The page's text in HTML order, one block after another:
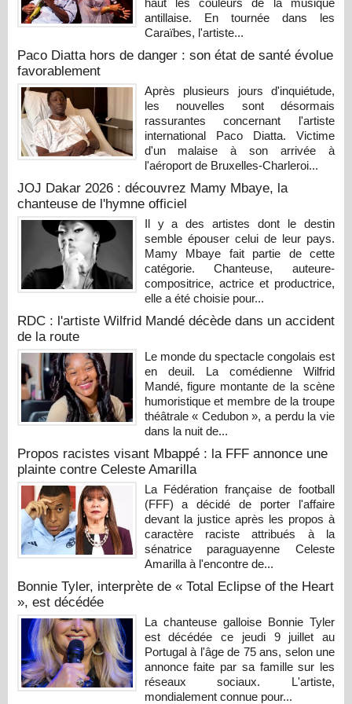
haut les couleurs de la musique
antillaise. En tournée dans les
Caraïbes, l'artiste...
Paco Diatta hors de danger : son état de santé évolue
favorablement
Après plusieurs jours d'inquiétude,
les nouvelles sont désormais
rassurantes concernant l'artiste
international Paco Diatta. Victime
d'un malaise à son arrivée à
l'aéroport de Bruxelles-Charleroi...
JOJ Dakar 2026 : découvrez Mamy Mbaye, la
chanteuse de l'hymne officiel
Il y a des artistes dont le destin
semble épouser celui de leur pays.
Mamy Mbaye fait partie de cette
catégorie. Chanteuse, auteure-
compositrice, actrice et productrice,
elle a été choisie pour...
RDC : l'artiste Wilfrid Mandé décède dans un accident
de la route
Le monde du spectacle congolais est
en deuil. La comédienne Wilfrid
Mandé, figure montante de la scène
humoristique et membre de la troupe
théâtrale « Cedubon », a perdu la vie
dans la nuit de...
Propos racistes visant Mbappé : la FFF annonce une
plainte contre Celeste Amarilla
La Fédération française de football
(FFF) a décidé de porter l'affaire
devant la justice après les propos à
caractère raciste attribués à la
sénatrice paraguayenne Celeste
Amarilla à l'encontre de...
Bonnie Tyler, interprète de « Total Eclipse of the Heart
», est décédée
La chanteuse galloise Bonnie Tyler
est décédée ce jeudi 9 juillet au
Portugal à l'âge de 75 ans, selon une
annonce faite par sa famille sur les
réseaux sociaux. L'artiste,
mondialement connue pour...